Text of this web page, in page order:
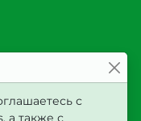
с
а также с